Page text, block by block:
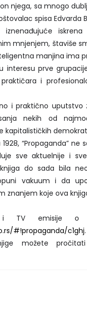
njega, sa mnogo
spisa Edvarda
iznenađujuće
mnjenjem, štaviše
manjina ima
interesu prve
i
i praktično
nekih od
kapitalističkih
“Propaganda”
sve aktuelnije i
do sada bila
vakuum i da
znanjem koje ova
i TV emisije o
#!propaganda/c1ghj.
možete